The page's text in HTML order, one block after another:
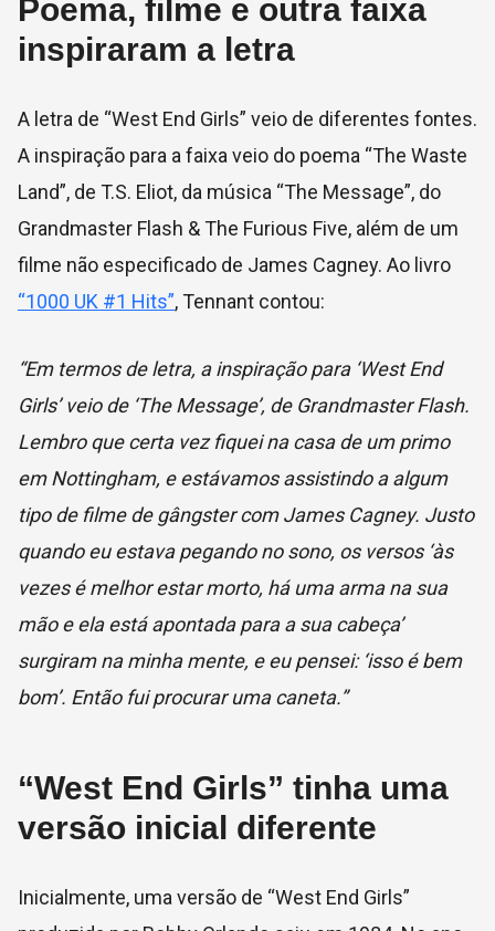
Poema, filme e outra faixa
inspiraram a letra
A letra de “West End Girls” veio de diferentes fontes.
A inspiração para a faixa veio do poema “The Waste
Land”, de T.S. Eliot, da música “The Message”, do
Grandmaster Flash & The Furious Five, além de um
filme não especificado de James Cagney. Ao livro
“1000 UK #1 Hits”, Tennant contou:
“Em termos de letra, a inspiração para ‘West End
Girls’ veio de ‘The Message’, de Grandmaster Flash.
Lembro que certa vez fiquei na casa de um primo
em Nottingham, e estávamos assistindo a algum
tipo de filme de gângster com James Cagney. Justo
quando eu estava pegando no sono, os versos ‘às
vezes é melhor estar morto, há uma arma na sua
mão e ela está apontada para a sua cabeça’
surgiram na minha mente, e eu pensei: ‘isso é bem
bom’. Então fui procurar uma caneta.”
“West End Girls” tinha uma
versão inicial diferente
Inicialmente, uma versão de “West End Girls”